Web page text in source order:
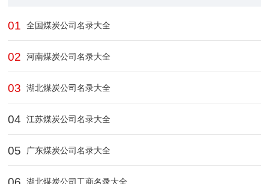
01 全国煤炭公司名录大全
02 河南煤炭公司名录大全
03 湖北煤炭公司名录大全
04 江苏煤炭公司名录大全
05 广东煤炭公司名录大全
湖北煤炭公司工商名录大全